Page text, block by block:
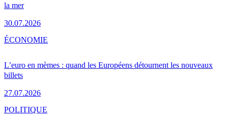
la mer
30.07.2026
L’euro en mèmes : quand les Européens détournent les nouveaux
billets
27.07.2026
ÉCONOMIE
POLITIQUE